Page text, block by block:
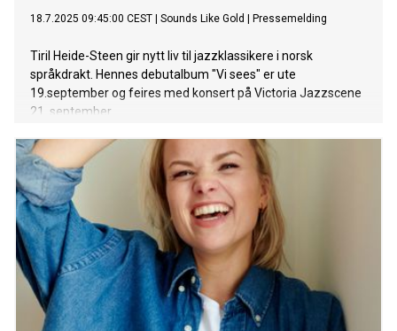
18.7.2025 09:45:00 CEST Sounds Like Gold Pressemelding
Tiril Heide-Steen gir nytt liv til jazzklassikere i norsk
språkdrakt. Hennes debutalbum "Vi sees" er ute
19.september og feires med konsert på Victoria Jazzscene
21. september.